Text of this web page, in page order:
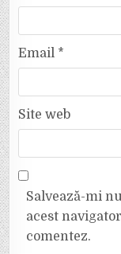
Email *
Site web
Salvează-mi
acest
comentez.